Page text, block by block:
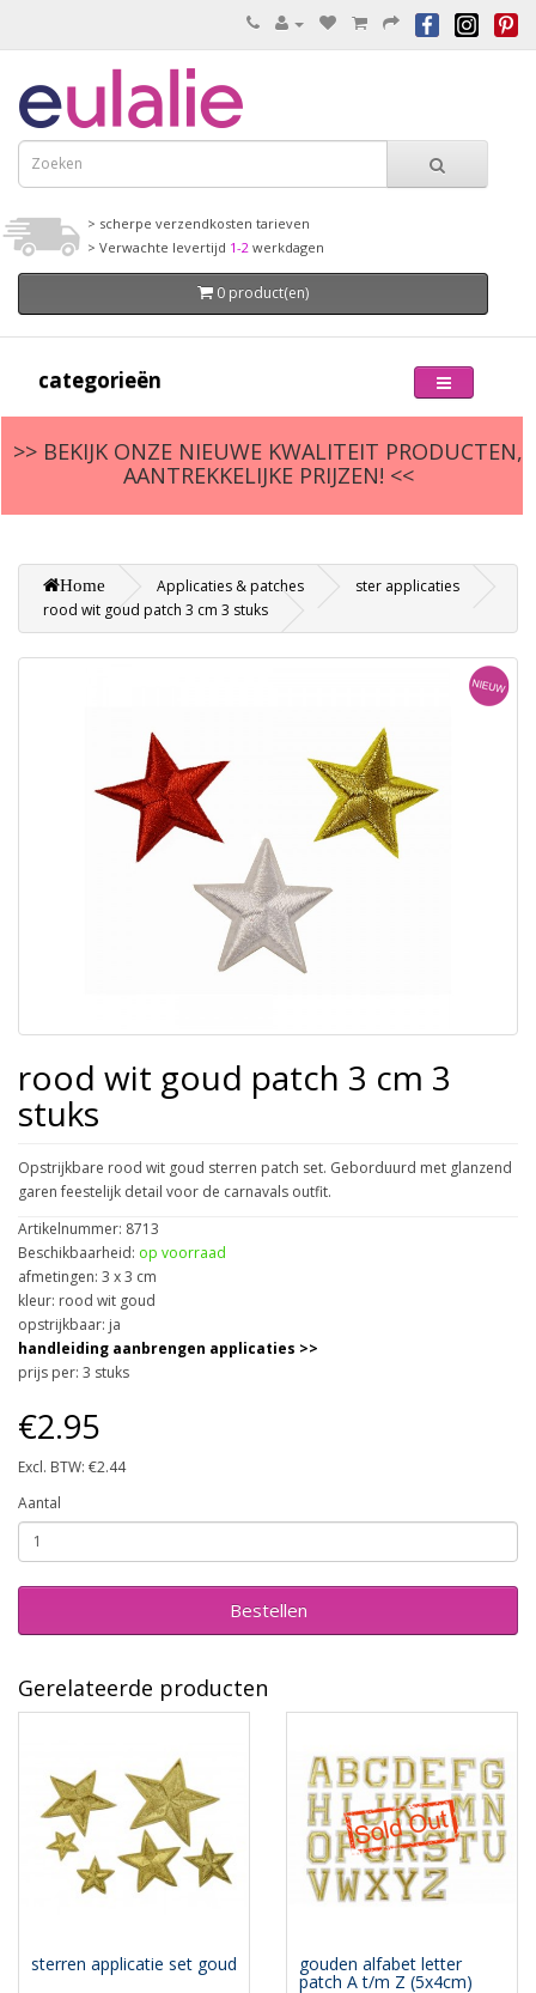
> scherpe verzendkosten tarieven
> Verwachte levertijd 1-2 werkdagen
0 product(en)
categorieën
>> BEKIJK ONZE NIEUWE KWALITEIT PRODUCTEN,
AANTREKKELIJKE PRIJZEN! <<
Home Applicaties & patches
ster applicaties
rood wit goud patch 3 cm 3 stuks
rood wit goud patch 3 cm 3
stuks
Opstrijkbare rood wit goud sterren patch set. Geborduurd met glanzend
garen feestelijk detail voor de carnavals outfit.
Artikelnummer: 8713
Beschikbaarheid: op voorraad
afmetingen: 3 x 3 cm
kleur: rood wit goud
opstrijkbaar: ja
handleiding aanbrengen applicaties >>
prijs per: 3 stuks
€2.95
Excl. BTW: €2.44
Aantal
Bestellen
Gerelateerde producten
sterren applicatie set goud gouden alfabet letter
patch A t/m Z (5x4cm)